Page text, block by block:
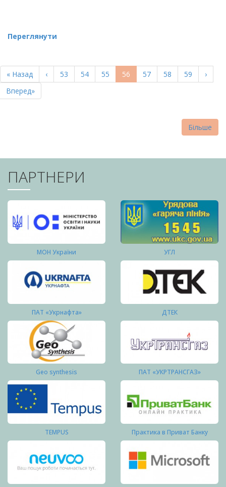
Переглянути
НА
СТОРІНКИ
Перша
сторінка
« Назад
Попередня
сторінка
‹ Page
53 Page
54 Page
55
Поточна
сторінка
56 Page
57 Page
58 Page
59
›
Остання
сторінка
Вперед»
Більше
ПАРТНЕРИ
МОН України УГЛ
ПАТ «Укрнафта» ДТЕК
Geo synthesis ПАТ «УКРТРАНСГАЗ»
TEMPUS Практика в Приват Банку